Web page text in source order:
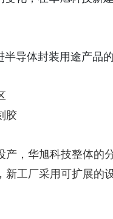
导体封装用途产品
胶
产，华旭科技整体的
新工厂采用可扩展的